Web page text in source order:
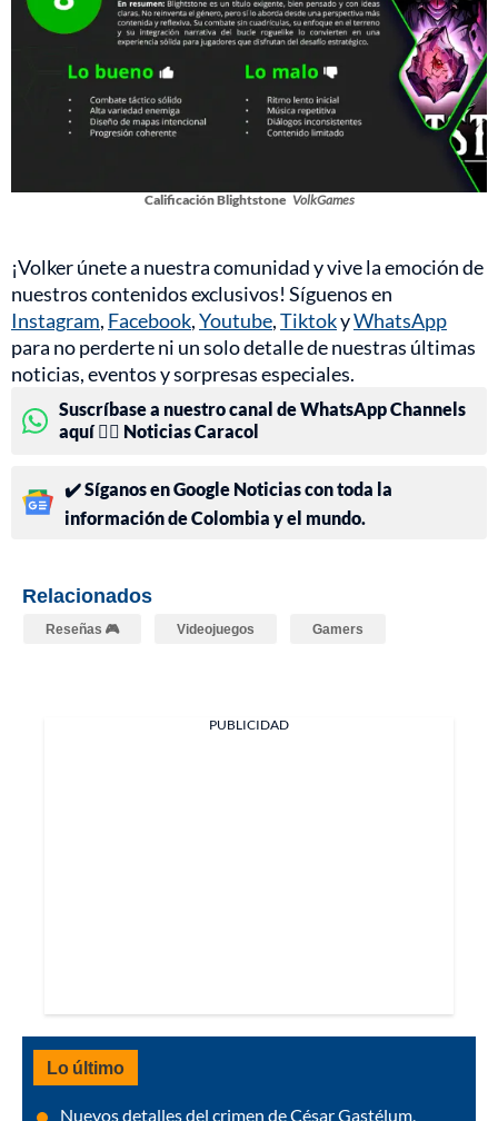
Calificación Blightstone VolkGames
¡Volker únete a nuestra comunidad y vive la emoción de
nuestros contenidos exclusivos! Síguenos en
Instagram, Facebook,Youtube,TiktokyWhatsApp
para no perderte ni un solo detalle de nuestras últimas
noticias, eventos y sorpresas especiales.
Suscríbase a nuestro canal de WhatsApp Channels
aquí 👉🏻 Noticias Caracol
✔️ Síganos en Google Noticias con toda la
información de Colombia y el mundo.
Relacionados
Reseñas 🎮 Videojuegos Gamers
PUBLICIDAD
Lo último
Nuevos detalles del crimen de César Gastélum,